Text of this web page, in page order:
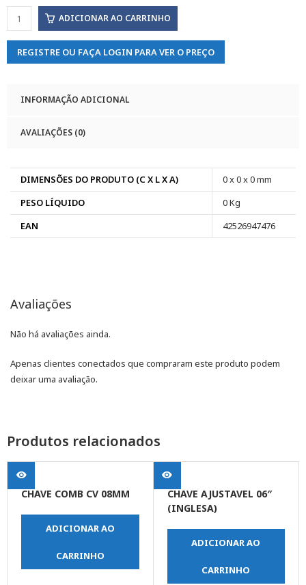
ADICIONAR AO CARRINHO
REGISTRE OU FAÇA LOGIN PARA VER O PREÇO
INFORMAÇÃO ADICIONAL
AVALIAÇÕES (0)
DIMENSÕES DO PRODUTO (C X L X A)
0 x 0 x 0 mm
PESO LÍQUIDO
0 Kg
EAN
42526947476
Avaliações
Não há avaliações ainda.
Apenas clientes conectados que compraram este produto podem
deixar uma avaliação.
Produtos relacionados
CHAVE COMB CV 08MM
ADICIONAR AO
CARRINHO
CHAVE AJUSTAVEL 06″
(INGLESA)
ADICIONAR AO
CARRINHO